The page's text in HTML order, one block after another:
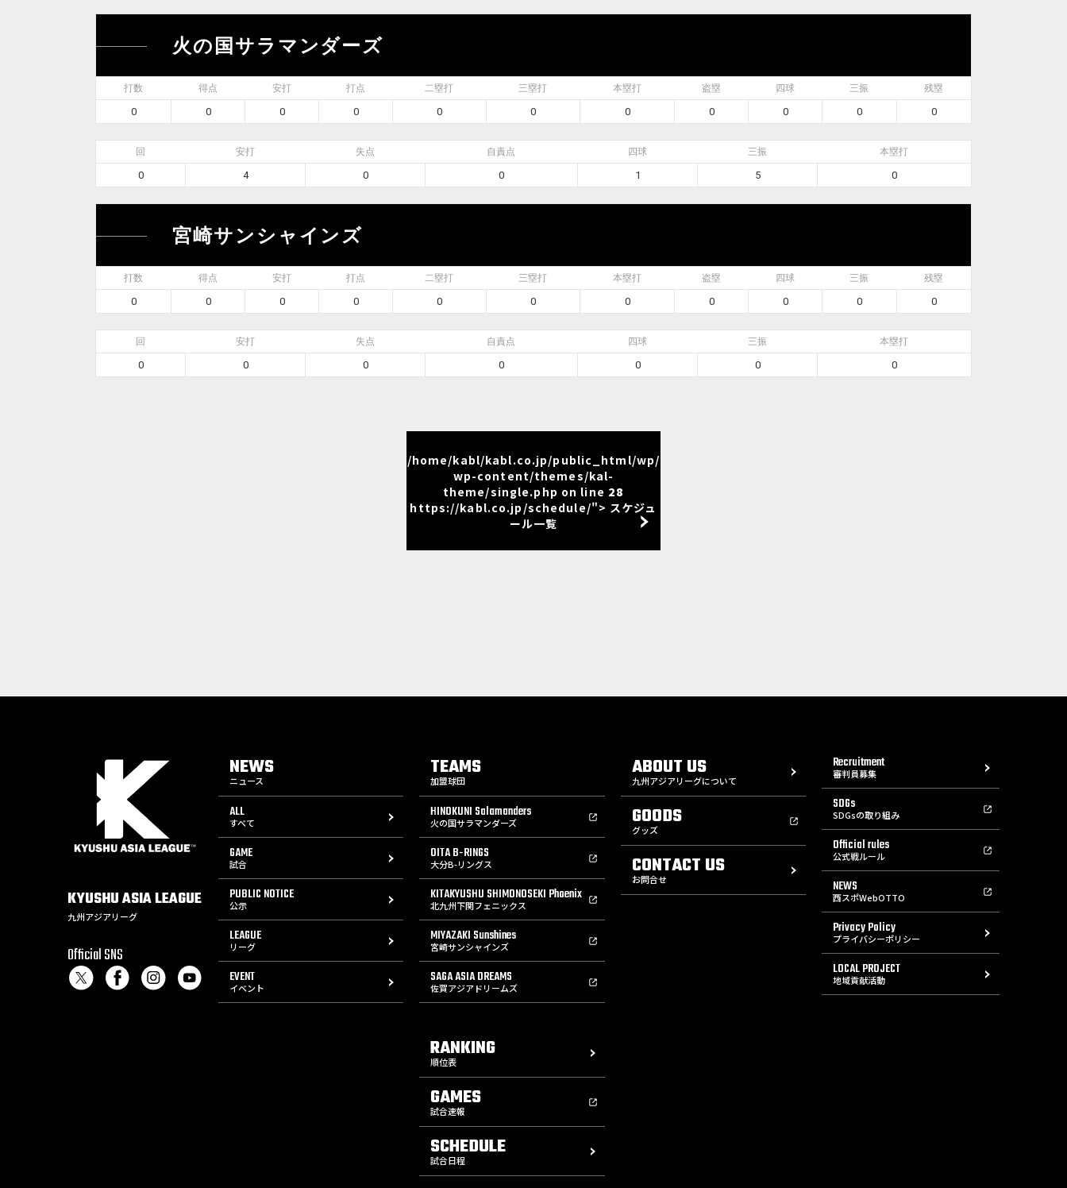
火の国サラマンダーズ
打数 得点 安打 打点 二塁打 三塁打 本塁打 盗塁 四球 三振 残塁
0 0 0 0 0 0 0 0 0 0 0
回 安打 失点 自責点 四球 三振 本塁打
0 4 0 0 1 5 0
宮崎サンシャインズ
打数 得点 安打 打点 二塁打 三塁打 本塁打 盗塁 四球 三振 残塁
0 0 0 0 0 0 0 0 0 0 0
回 安打 失点 自責点 四球 三振 本塁打
0 0 0 0 0 0 0
/home/kabl/kabl.co.jp/public_html/wp/
wp-content/themes/kal-
theme/single.php on line 28
https://kabl.co.jp/schedule/"> スケジュ
ール一覧
KYUSHUASIALEAGUE
九州アジアリーグ
Official SNS
NEWS
ニュース
ALL
すべて
GAME
試合
PUBLIC NOTICE
公示
LEAGUE
リーグ
EVENT
イベント
TEAMS
加盟球団
HINOKUNI Salamanders
火の国サラマンダーズ
OITA B-RINGS
大分B-リングス
KITAKYUSHU SHIMONOSEKI Phoenix
北九州下関フェニックス
MIYAZAKI Sunshines
宮崎サンシャインズ
SAGA ASIA DREAMS
佐賀アジアドリームズ
RANKING
順位表
GAMES
試合速報
SCHEDULE
試合日程
ABOUT US
九州アジアリーグについて
GOODS
グッズ
CONTACT US
お問合せ
Recruitment
審判員募集
SDGs
SDGsの取り組み
Official rules
公式戦ルール
NEWS
西スポWebOTTO
Privacy Policy
プライバシーポリシー
LOCAL PROJECT
地域貢献活動